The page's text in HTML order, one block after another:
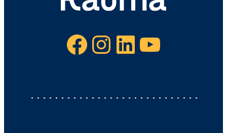
Facebook Instagram LinkedIn YouTube